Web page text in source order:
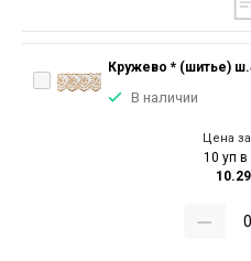
Кружево * (шитье)
В наличии
Цена
10 уп в